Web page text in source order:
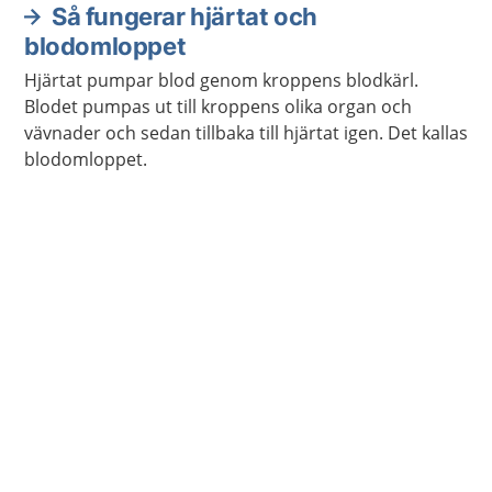
Så fungerar hjärtat och
blodomloppet
Hjärtat pumpar blod genom kroppens blodkärl.
Blodet pumpas ut till kroppens olika organ och
vävnader och sedan tillbaka till hjärtat igen. Det kallas
blodomloppet.